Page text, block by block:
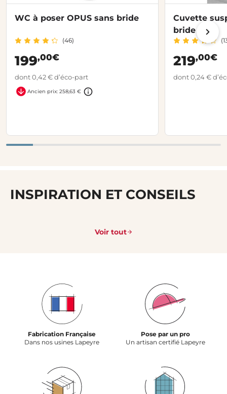
WC à poser OPUS sans bride
(46)
199,00€
dont 0,42 € d’éco-part
Ancien prix: 258,63 €
Cuvette
bride
219,00€
dont 0,24 €
INSPIRATION ET CONSEILS
Voir tout
Fabrication Française
Dans nos usines Lapeyre
Pose par un pro
Un artisan certifié Lapeyre